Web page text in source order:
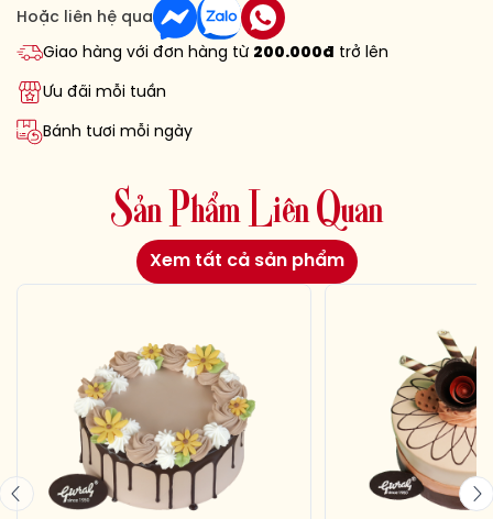
Hoặc liên hệ qua
Giao hàng với đơn hàng từ 200.000đ trở lên
Ưu đãi mỗi tuần
Bánh tươi mỗi ngày
Sản Phẩm Liên Quan
Xem tất cả sản phẩm